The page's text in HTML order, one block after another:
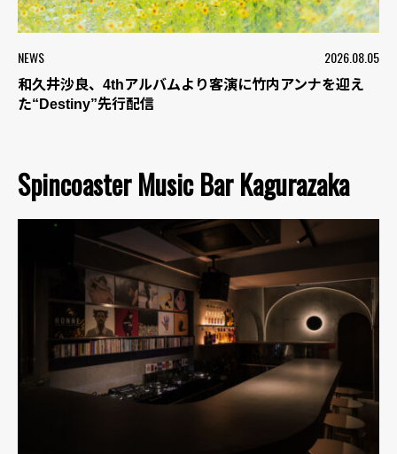
NEWS 2026.08.05
和久井沙良、4thアルバムより客演に竹内アンナを迎え
た“Destiny”先行配信
Spincoaster Music Bar Kagurazaka